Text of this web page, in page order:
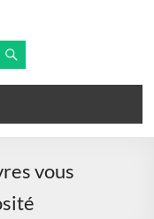
vous